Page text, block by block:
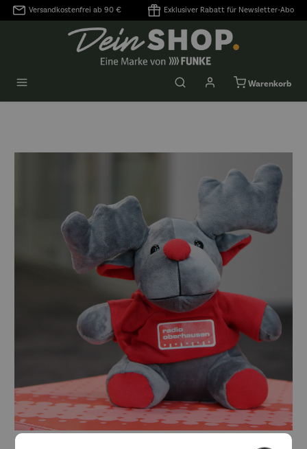
springen
Versandkostenfrei ab 90 € Exklusiver Rabatt für Newsletter-Abo
Warenkorb